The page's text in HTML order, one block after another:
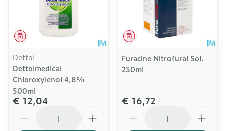
Geneesmiddel
Dettol
Dettolmedical
Chloroxylenol 4,8%
500ml
€ 12,04
Geneesmiddel
Furacine Nitrofural Sol.
250ml
€ 16,72